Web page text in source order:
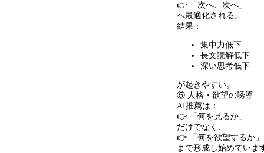
👉 「次へ、次へ」
へ最適化される。
結果：
集中力低下
長文読解低下
深い思考低下
が起きやすい。
⑤ 人格・欲望の誘導
AI推薦は：
👉 「何を見るか」
だけでなく、
👉 「何を欲望するか」
まで形成し始めていま